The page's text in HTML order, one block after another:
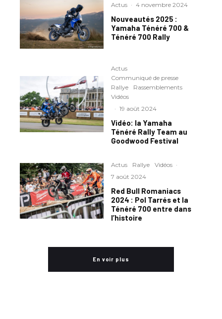
Actus · 4 novembre 2024
Nouveautés 2025 :
Yamaha Ténéré 700 &
Ténéré 700 Rally
Actus
Communiqué de presse
Rallye
Rassemblements
Vidéos
· 19 août 2024
Vidéo: la Yamaha
Ténéré Rally Team au
Goodwood Festival
Actus Rallye Vidéos ·
7 août 2024
Red Bull Romaniacs
2024 : Pol Tarrés et la
Ténéré 700 entre dans
l’histoire
En voir plus